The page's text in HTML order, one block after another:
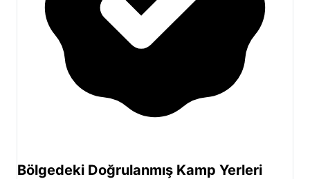
Bölgedeki Doğrulanmış Kamp Yerleri